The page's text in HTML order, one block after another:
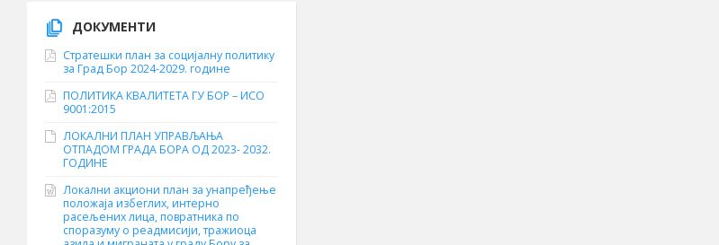
ДОКУМЕНТИ
Стратешки план за социјалну политику
за Град Бор 2024-2029. године
ПОЛИТИКА КВАЛИТЕТА ГУ БОР – ИСО
9001:2015
ЛОКАЛНИ ПЛАН УПРАВЉАЊА
ОТПАДОМ ГРАДА БОРА ОД 2023- 2032.
ГОДИНЕ
Локални акциони план за унапређење
положаја избеглих, интерно
расељених лица, повратника по
споразуму о реадмисији, тражиоца